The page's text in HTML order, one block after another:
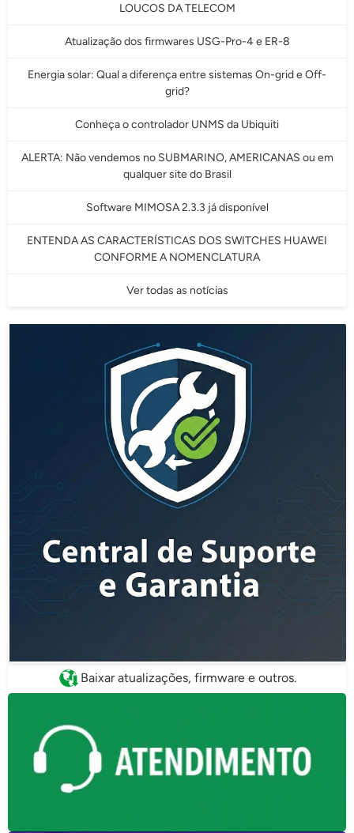
LOUCOS DA TELECOM
Atualização dos firmwares USG-Pro-4 e ER-8
Energia solar: Qual a diferença entre sistemas On-grid e Off-
grid?
Conheça o controlador UNMS da Ubiquiti
ALERTA: Não vendemos no SUBMARINO, AMERICANAS ou em
qualquer site do Brasil
Software MIMOSA 2.3.3 já disponível
ENTENDA AS CARACTERÍSTICAS DOS SWITCHES HUAWEI
CONFORME A NOMENCLATURA
Ver todas as notícias
Baixar atualizações, firmware e outros.